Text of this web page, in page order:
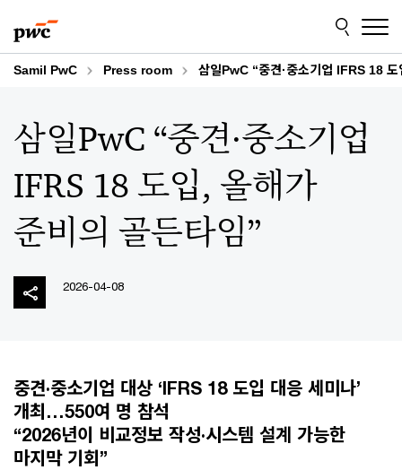
to
content
to
footer
Samil PwC Press room 삼일PwC “중견·중소기업 IFRS 18
삼일PwC “중견·중소기업
IFRS 18 도입, 올해가
준비의 골든타임”
2026-04-08
중견·중소기업 대상 ‘IFRS 18 도입 대응 세미나’
개최…550여 명 참석
“2026년이 비교정보 작성·시스템 설계 가능한
마지막 기회”